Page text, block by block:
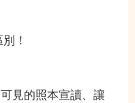
！
見的照本宣讀、讓